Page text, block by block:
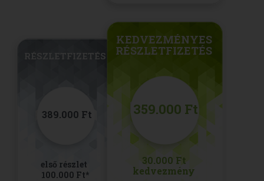
389.000 Ft 359.000 Ft
első részlet
100.000 Ft*
30.000 Ft
kedvezmény
RÉSZLETFIZETÉS
KEDVEZMÉNYES
RÉSZLETFIZETÉS